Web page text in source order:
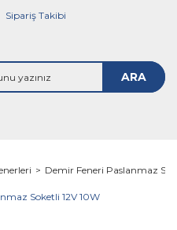
Sipariş Takibi
ARA
Demir Feneri Paslanmaz